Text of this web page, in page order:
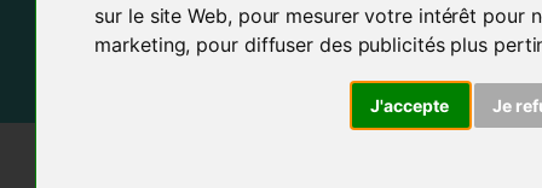
sur le site Web, pour mesurer votre intérêt pour
marketing, pour diffuser des publicités plus
J'accepte Je